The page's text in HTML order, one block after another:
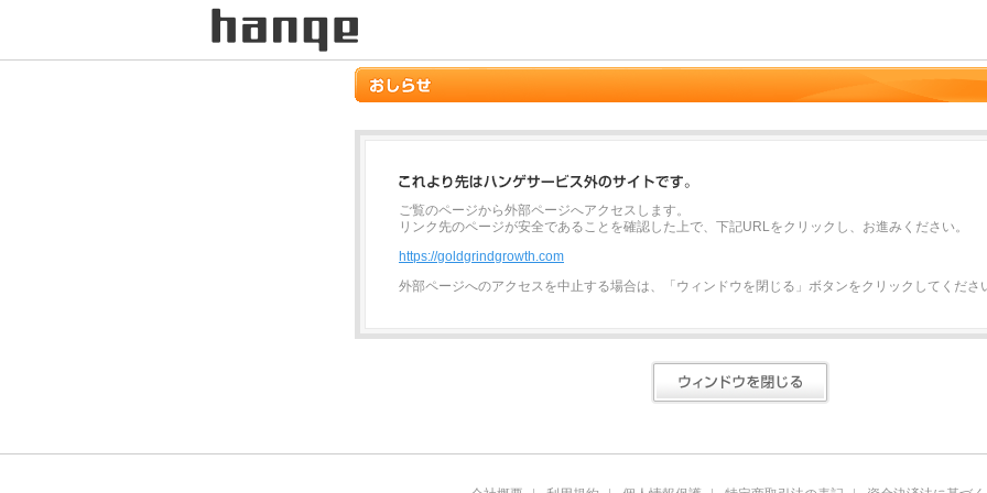
ご覧のページから外部ページへアクセスします。
リンク先のページが安全であることを確認した上で、下記URLをクリックし、お進みください。
https://goldgrindgrowth.com
外部ページへのアクセスを中止する場合は、「ウィンドウを閉じる」ボタンをクリックしてくださ